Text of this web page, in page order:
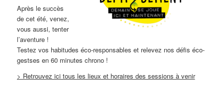
Après le succès
de cet été, venez,
vous aussi, tenter
l’aventure !
Testez vos habitudes éco-responsables et relevez nos défis éco-
gestses en 60 minutes chrono !
> Retrouvez ici tous les lieux et horaires des sessions à venir